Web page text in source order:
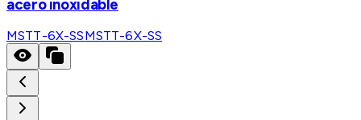
acero inoxidable
MSTT-6X-SSMSTT-6X-SS